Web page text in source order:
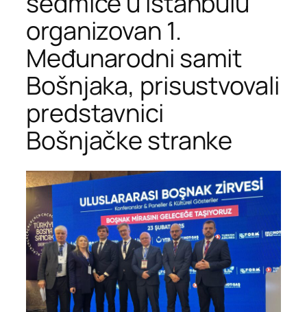
organizovan 1.
Međunarodni samit
Bošnjaka, prisustvovali
predstavnici
Bošnjačke stranke